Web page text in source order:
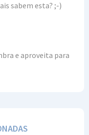
sabem esta? ;-)
e aproveita para